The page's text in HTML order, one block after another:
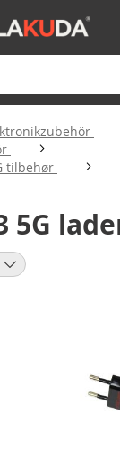
tilbehør
5G